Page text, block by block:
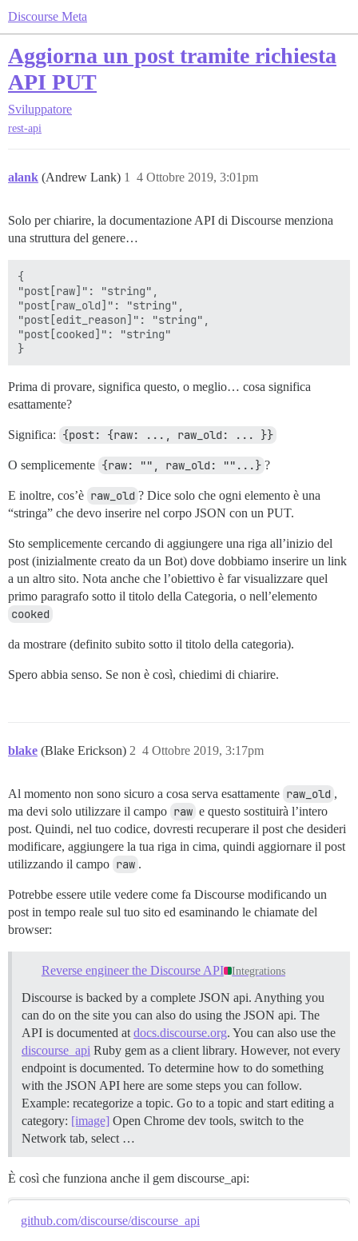
Discourse Meta
Aggiorna un post tramite richiesta
API PUT
Sviluppatore
rest-api
alank (Andrew Lank) 4 Ottobre 2019, 3:01pm
1
Solo per chiarire, la documentazione API di Discourse menziona
una struttura del genere…
{
"post[raw]": "string",
"post[raw_old]": "string",
"post[edit_reason]": "string",
"post[cooked]": "string"
Prima di provare, significa questo, o meglio… cosa significa
esattamente?
Significa: {post: {raw: ..., raw_old: ... }}
O semplicemente {raw: "", raw_old: ""...} ?
E inoltre, cos’è raw_old ? Dice solo che ogni elemento è una
“stringa” che devo inserire nel corpo JSON con un PUT.
Sto semplicemente cercando di aggiungere una riga all’inizio del
post (inizialmente creato da un Bot) dove dobbiamo inserire un link
a un altro sito. Nota anche che l’obiettivo è far visualizzare quel
primo paragrafo sotto il titolo della Categoria, o nell’elemento
cooked
da mostrare (definito subito sotto il titolo della categoria).
Spero abbia senso. Se non è così, chiedimi di chiarire.
blake (Blake Erickson) 4 Ottobre 2019, 3:17pm
2
Al momento non sono sicuro a cosa serva esattamente raw_old ,
ma devi solo utilizzare il campo raw e questo sostituirà l’intero
post. Quindi, nel tuo codice, dovresti recuperare il post che desideri
modificare, aggiungere la tua riga in cima, quindi aggiornare il post
utilizzando il campo raw .
Potrebbe essere utile vedere come fa Discourse modificando un
post in tempo reale sul tuo sito ed esaminando le chiamate del
browser:
Reverse engineer the Discourse API Integrations
Discourse is backed by a complete JSON api. Anything you
can do on the site you can also do using the JSON api. The
API is documented at docs.discourse.org. You can also use the
discourse_api Ruby gem as a client library. However, not every
endpoint is documented. To determine how to do something
with the JSON API here are some steps you can follow.
Example: recategorize a topic. Go to a topic and start editing a
category: [image] Open Chrome dev tools, switch to the
Network tab, select …
È così che funziona anche il gem discourse_api:
github.com/discourse/discourse_api